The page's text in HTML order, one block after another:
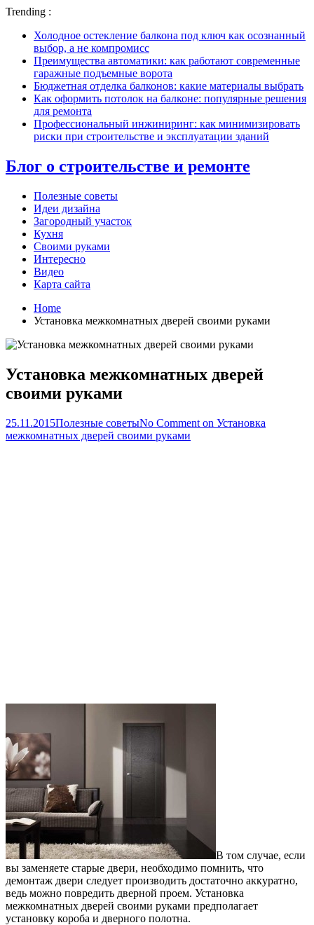
Trending :
Холодное остекление балкона под ключ как осознанный
выбор, а не компромисс
Преимущества автоматики: как работают современные
гаражные подъемные ворота
Бюджетная отделка балконов: какие материалы выбрать
Как оформить потолок на балконе: популярные решения
для ремонта
Профессиональный инжиниринг: как минимизировать
риски при строительстве и эксплуатации зданий
Блог о строительстве и ремонте
Полезные советы
Идеи дизайна
Загородный участок
Кухня
Своими руками
Интересно
Видео
Карта сайта
Home
Установка межкомнатных дверей своими руками
Установка межкомнатных дверей
своими руками
25.11.2015Полезные советыNo Comment on Установка
межкомнатных дверей своими руками
В том случае, если
вы заменяете старые двери, необходимо помнить, что
демонтаж двери следует производить достаточно аккуратно,
ведь можно повредить дверной проем. Установка
межкомнатных дверей своими руками предполагает
установку короба и дверного полотна.